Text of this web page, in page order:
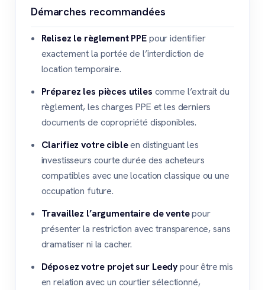
Démarches recommandées
Relisez le règlement PPEpour identifier
exactement la portée de l’interdiction de
location temporaire.
Préparez les pièces utiles comme l’extrait du
règlement, les charges PPE et les derniers
documents de copropriété disponibles.
Clarifiez votre cibleen distinguant les
investisseurs courte durée des acheteurs
compatibles avec une location classique ou une
occupation future.
Travaillez l’argumentaire de ventepour
présenter la restriction avec transparence, sans
dramatiser ni la cacher.
Déposez votre projet sur Leedypour être mis
en relation avec un courtier sélectionné,